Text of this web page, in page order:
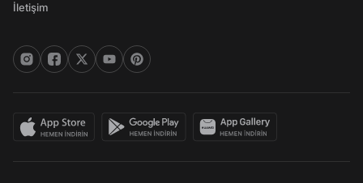
İletişim